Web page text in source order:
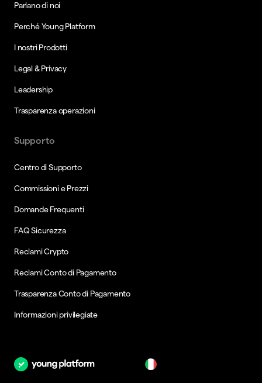
Parlano di noi
Perché Young Platform
I nostri Prodotti
Legal & Privacy
Leadership
Trasparenza operazioni
Supporto
Centro di Supporto
Commissioni e Prezzi
Domande Frequenti
FAQ Sicurezza
Reclami Crypto
Reclami Conto di Pagamento
Trasparenza Conto di Pagamento
Informazioni privilegiate